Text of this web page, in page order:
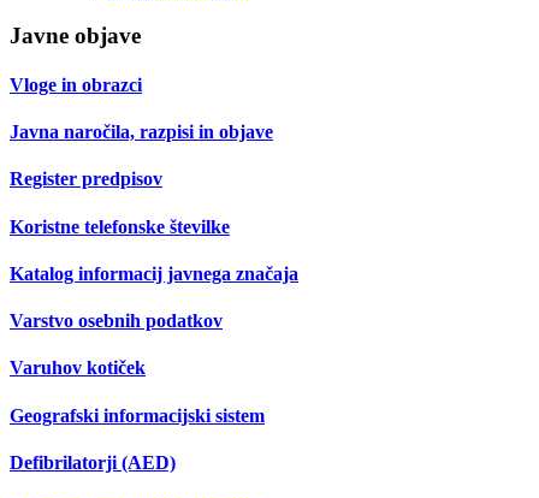
Javne objave
Vloge in obrazci
Javna naročila, razpisi in objave
Register predpisov
Koristne telefonske številke
Katalog informacij javnega značaja
Varstvo osebnih podatkov
Varuhov kotiček
Geografski informacijski sistem
Defibrilatorji (AED)